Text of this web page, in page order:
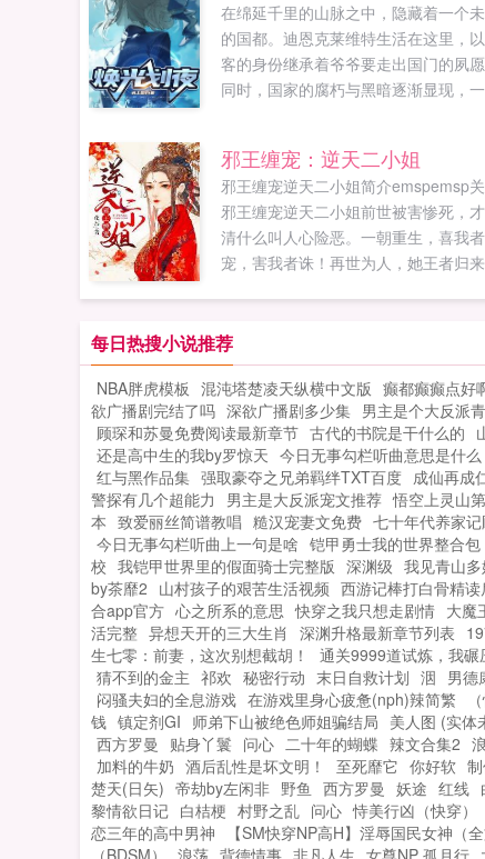
在绵延千里的山脉之中，隐藏着一个
的国都。迪恩克莱维特生活在这里，
客的身份继承着爷爷要走出国门的夙愿
同时，国家的腐朽与黑暗逐渐显现，
邪王缠宠：逆天二小姐
邪王缠宠逆天二小姐简介emspemsp
邪王缠宠逆天二小姐前世被害惨死，
清什么叫人心险恶。一朝重生，喜我者
宠，害我者诛！再世为人，她王者归
po18nlpo1⒏υip...
每日热搜小说推荐
NBA胖虎模板 混沌塔楚凌天纵横中文版 癫都癫癫点好
欲广播剧完结了吗 深欲广播剧多少集 男主是个大反派
顾琛和苏曼免费阅读最新章节 古代的书院是干什么的
还是高中生的我by罗惊天 今日无事勾栏听曲意思是什么
红与黑作品集 强取豪夺之兄弟羁绊TXT百度 成仙再成
警探有几个超能力
男主是大反派宠文推荐 悟空上灵山
本 致爱丽丝简谱教唱 糙汉宠妻文免费 七十年代养家
今日无事勾栏听曲上一句是啥 铠甲勇士我的世界整合包
校 我铠甲世界里的假面骑士完整版 深渊级 我见青山
by茶靡2 山村孩子的艰苦生活视频 西游记棒打白骨精读
合app官方 心之所系的意思 快穿之我只想走剧情 大魔
活完整 异想天开的三大生肖 深渊升格最新章节列表
生七零：前妻，这次别想截胡！
通关9999道试炼，我碾
猜不到的金主 祁欢 秘密行动 末日自救计划 洇 男德
闷骚夫妇的全息游戏 在游戏里身心疲惫(nph)辣简繁
钱 镇定剂GI 师弟下山被绝色师姐骗结局 美人图 (实体
西方罗曼
贴身丫鬟 问心 二十年的蝴蝶 辣文合集2
加料的牛奶 酒后乱性是坏文明！ 至死靡它 你好软
楚天(日矢) 帝劫by左闲非 野鱼 西方罗曼 妖途 红线
黎情欲日记 白桔梗 村野之乱 问心 恃美行凶（快穿）
恋三年的高中男神
【SM快穿NP高H】淫辱国民女神（全
（BDSM）
浪荡 背德情事 非凡人生 女尊NP 孤月行